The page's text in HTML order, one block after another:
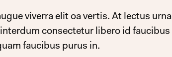
viverra elit oa vertis. At lectus urna
consectetur libero id faucibus
faucibus purus in.